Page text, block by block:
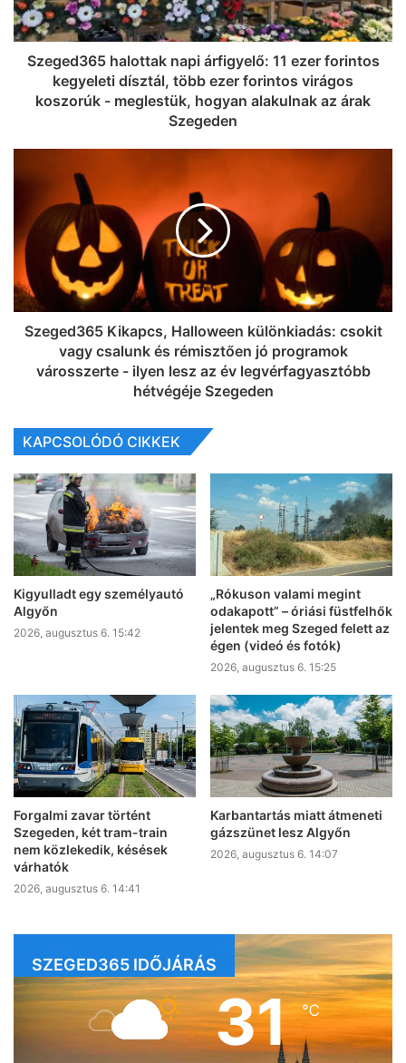
Szeged365 halottak napi árfigyelő: 11 ezer forintos
kegyeleti dísztál, több ezer forintos virágos
koszorúk - meglestük, hogyan alakulnak az árak
Szegeden
Szeged365 Kikapcs, Halloween különkiadás: csokit
vagy csalunk és rémisztően jó programok
városszerte - ilyen lesz az év legvérfagyasztóbb
hétvégéje Szegeden
KAPCSOLÓDÓ CIKKEK
Kigyulladt egy személyautó
Algyőn
2026, augusztus 6. 15:42
„Rókuson valami megint
odakapott” – óriási füstfelhők
jelentek meg Szeged felett az
égen (videó és fotók)
2026, augusztus 6. 15:25
Forgalmi zavar történt
Szegeden, két tram-train
nem közlekedik, késések
várhatók
2026, augusztus 6. 14:41
Karbantartás miatt átmeneti
gázszünet lesz Algyőn
2026, augusztus 6. 14:07
SZEGED365 IDŐJÁRÁS
31℃